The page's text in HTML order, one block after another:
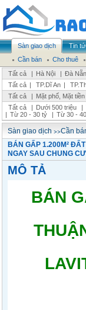
Sàn giao dịch Tin
Cần bán
Cho thuê
Tất cả
| Hà Nội | Đà
Tất cả | TP.Dĩ An |
Tất cả
| Mặt phố, Mặt tiền
Tất cả
| Dưới 500 triệu |
| Từ 20 - 30 tỷ | Từ 30 -
Sàn giao dịch >>Cần
BÁN GẤP 1.200M²
NGAY SAU CHUNG
MÔ TẢ
BÁN